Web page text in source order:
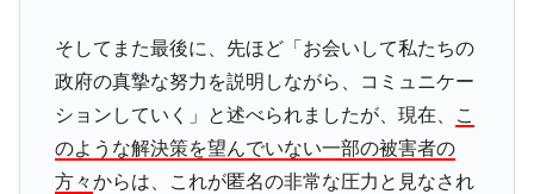
そしてまた最後に、先ほど「お会いして私たちの
政府の真摯な努力を説明しながら、コミュニケー
ションしていく」と述べられましたが、現在、
こ
のような解決策を望んでいない一部の被害者の
方々からは、これが匿名の非常な圧力と見なされ